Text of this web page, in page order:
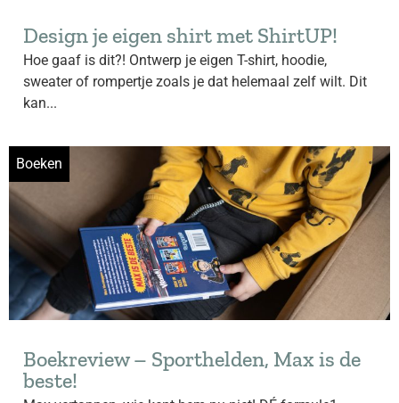
Design je eigen shirt met ShirtUP!
Hoe gaaf is dit?! Ontwerp je eigen T-shirt, hoodie,
sweater of rompertje zoals je dat helemaal zelf wilt. Dit
kan...
Boeken
Boekreview – Sporthelden, Max is de
beste!